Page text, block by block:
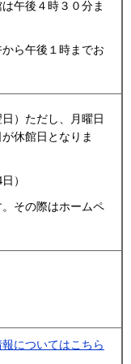
午後４時３０分ま
ら午後１時までお
）ただし、月曜日
休館日となりま
）
その際はホームペ
についてはこちら